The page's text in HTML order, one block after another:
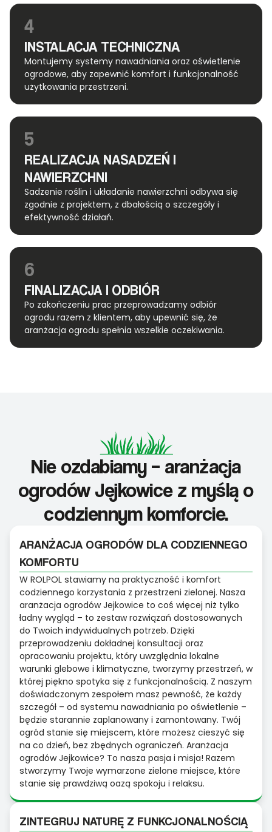
4
INSTALACJA TECHNICZNA
Montujemy systemy nawadniania oraz oświetlenie
ogrodowe, aby zapewnić komfort i funkcjonalność
użytkowania przestrzeni.
5
REALIZACJA NASADZEŃ I
NAWIERZCHNI
Sadzenie roślin i układanie nawierzchni odbywa się
zgodnie z projektem, z dbałością o szczegóły i
efektywność działań.
6
FINALIZACJA I ODBIÓR
Po zakończeniu prac przeprowadzamy odbiór
ogrodu razem z klientem, aby upewnić się, że
aranżacja ogrodu spełnia wszelkie oczekiwania.
Nie ozdabiamy – aranżacja
ogrodów Jejkowice z myślą o
codziennym komforcie.
ARANŻACJA OGRODÓW DLA CODZIENNEGO
KOMFORTU
W ROLPOL stawiamy na praktyczność i komfort
codziennego korzystania z przestrzeni zielonej. Nasza
aranżacja ogrodów Jejkowice to coś więcej niż tylko
ładny wygląd – to zestaw rozwiązań dostosowanych
do Twoich indywidualnych potrzeb. Dzięki
przeprowadzeniu dokładnej konsultacji oraz
opracowaniu projektu, który uwzględnia lokalne
warunki glebowe i klimatyczne, tworzymy przestrzeń, w
której piękno spotyka się z funkcjonalnością. Z naszym
doświadczonym zespołem masz pewność, że każdy
szczegół – od systemu nawadniania po oświetlenie –
będzie starannie zaplanowany i zamontowany. Twój
ogród stanie się miejscem, które możesz cieszyć się
na co dzień, bez zbędnych ograniczeń. Aranżacja
ogrodów Jejkowice? To nasza pasja i misja! Razem
stworzymy Twoje wymarzone zielone miejsce, które
stanie się prawdziwą oazą spokoju i relaksu.
ZINTEGRUJ NATURĘ Z FUNKCJONALNOŚCIĄ